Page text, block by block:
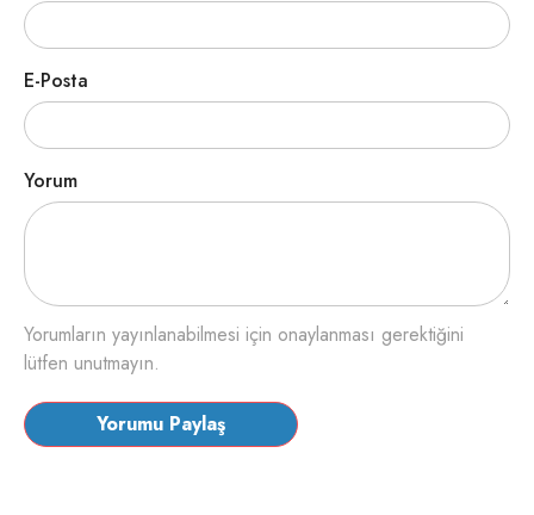
E-Posta
Yorum
Yorumların yayınlanabilmesi için onaylanması gerektiğini
lütfen unutmayın.